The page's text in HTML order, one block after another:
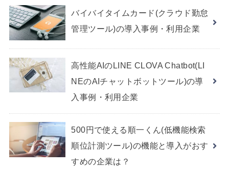
バイバイタイムカード(クラウド勤怠
管理ツール)の導入事例・利用企業
高性能AIのLINE CLOVA Chatbot(LI
NEのAIチャットボットツール)の導
入事例・利用企業
500円で使える順一くん(低機能検索
順位計測ツール)の機能と導入がおす
すめの企業は？